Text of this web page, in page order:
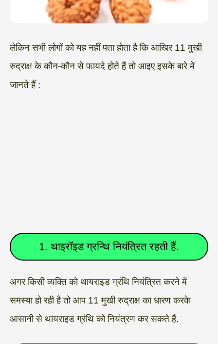
लेकिन सभी लोगों को यह नहीं पता होता है कि आखिर 11 मुखी
रुद्राक्ष के कौन-कौन से फायदे होते हैं तो आइए इसके बारे में
जानते हैं :
1. थाइरॉइड ग्रन्थि नियंत्रित रहती हैं.
अगर किसी व्यक्ति को थायराइड ग्रंथि नियंत्रित करने में
समस्या हो रही है तो आप 11 मुखी रुद्राक्ष का धारण करके
आसानी से थायराइड ग्रंथि को नियंत्रण कर सकते हैं.